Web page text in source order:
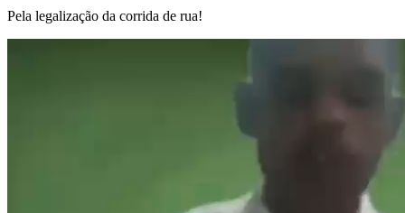
Pela legalização da corrida de rua!